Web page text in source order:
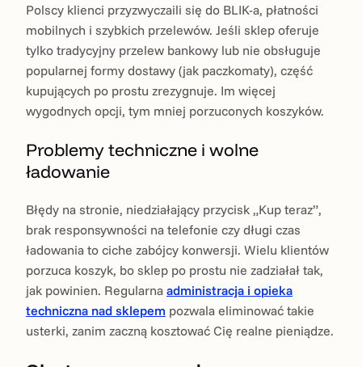
Polscy klienci przyzwyczaili się do BLIK-a, płatności
mobilnych i szybkich przelewów. Jeśli sklep oferuje
tylko tradycyjny przelew bankowy lub nie obsługuje
popularnej formy dostawy (jak paczkomaty), część
kupujących po prostu zrezygnuje. Im więcej
wygodnych opcji, tym mniej porzuconych koszyków.
Problemy techniczne i wolne
ładowanie
Błędy na stronie, niedziałający przycisk „Kup teraz”,
brak responsywności na telefonie czy długi czas
ładowania to ciche zabójcy konwersji. Wielu klientów
porzuca koszyk, bo sklep po prostu nie zadziałał tak,
jak powinien. Regularna administracja i opieka
techniczna nad sklepem pozwala eliminować takie
usterki, zanim zaczną kosztować Cię realne pieniądze.